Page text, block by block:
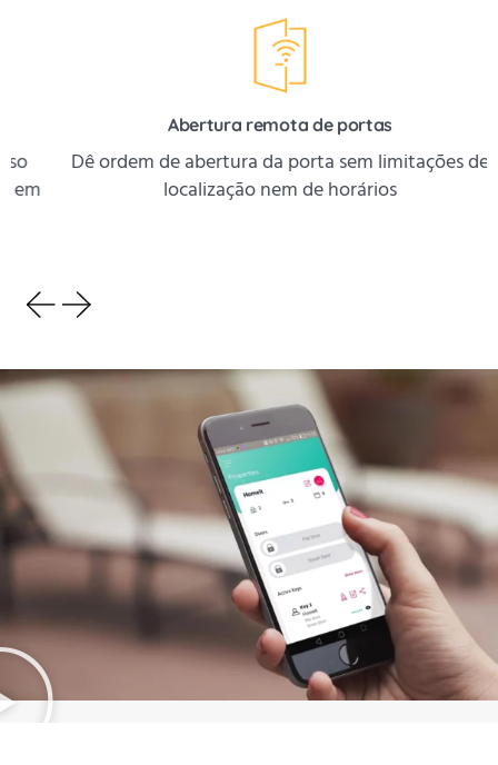
Abertura remota de portas
Dê ordem de abertura da porta sem limitações de
localização nem de horários
podia ser mais fácil!